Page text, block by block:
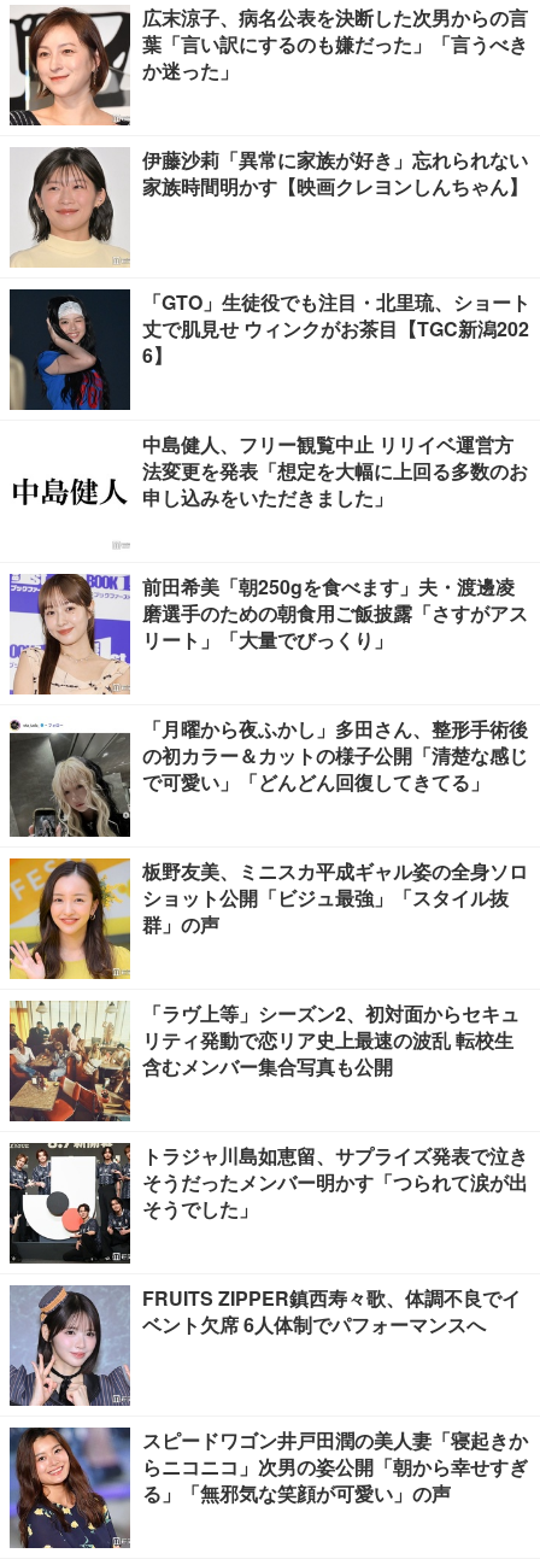
広末涼子、病名公表を決断した次男からの言
葉「言い訳にするのも嫌だった」「言うべき
か迷った」
伊藤沙莉「異常に家族が好き」忘れられない
家族時間明かす【映画クレヨンしんちゃん】
「GTO」生徒役でも注目・北里琉、ショート
丈で肌見せ ウィンクがお茶目【TGC新潟202
6】
中島健人、フリー観覧中止 リリイベ運営方
法変更を発表「想定を大幅に上回る多数のお
申し込みをいただきました」
前田希美「朝250gを食べます」夫・渡邊凌
磨選手のための朝食用ご飯披露「さすがアス
リート」「大量でびっくり」
「月曜から夜ふかし」多田さん、整形手術後
の初カラー＆カットの様子公開「清楚な感じ
で可愛い」「どんどん回復してきてる」
板野友美、ミニスカ平成ギャル姿の全身ソロ
ショット公開「ビジュ最強」「スタイル抜
群」の声
「ラヴ上等」シーズン2、初対面からセキュ
リティ発動で恋リア史上最速の波乱 転校生
含むメンバー集合写真も公開
トラジャ川島如恵留、サプライズ発表で泣き
そうだったメンバー明かす「つられて涙が出
そうでした」
FRUITS ZIPPER鎮西寿々歌、体調不良でイ
ベント欠席 6人体制でパフォーマンスへ
スピードワゴン井戸田潤の美人妻「寝起きか
らニコニコ」次男の姿公開「朝から幸せすぎ
る」「無邪気な笑顔が可愛い」の声